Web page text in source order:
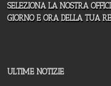
SELEZIONA LA NOSTRA
GIORNO E ORA DELLA TUA
ULTIME NOTIZIE